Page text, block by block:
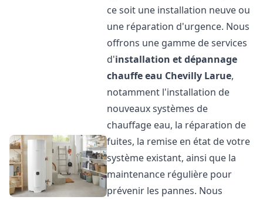
ce soit une installation neuve ou
une réparation d'urgence. Nous
offrons une gamme de services
d'installation et dépannage
chauffe eau Chevilly Larue,
notamment l'installation de
nouveaux systèmes de
chauffage eau, la réparation de
fuites, la remise en état de votre
système existant, ainsi que la
maintenance régulière pour
prévenir les pannes. Nous